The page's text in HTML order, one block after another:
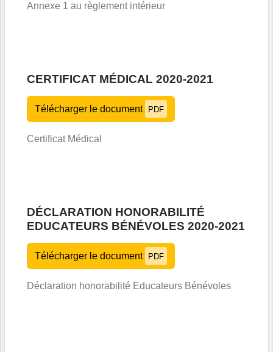
Annexe 1 au règlement intérieur
CERTIFICAT MÉDICAL 2020-2021
Télécharger le document PDF
Certificat Médical
DÉCLARATION HONORABILITÉ
EDUCATEURS BÉNÉVOLES 2020-2021
Télécharger le document PDF
Déclaration honorabilité Educateurs Bénévoles